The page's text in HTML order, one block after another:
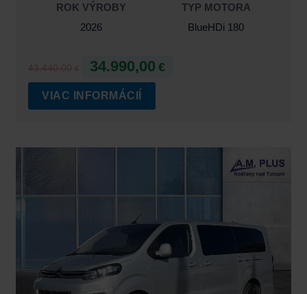
ROK VÝROBY
2026
TYP MOTORA
BlueHDi 180
43.440,00 € 34.990,00 €
VIAC INFORMÁCIÍ